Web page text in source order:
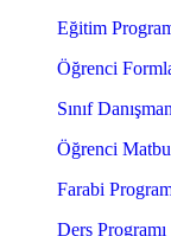
Eğitim
Öğrenci
Sınıf
Öğrenci
Farabi
Ders Programı